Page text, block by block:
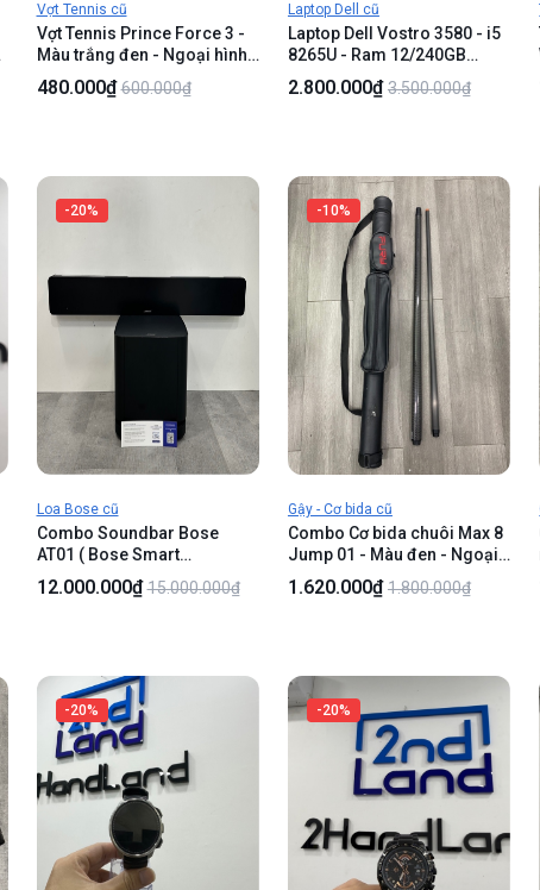
Vợt Tennis cũ
Vợt Tennis Prince Force 3 -
Màu trắng đen - Ngoại hình
96% - Trầy xước , tróc sơn
nhiều, xuống màu - Body
480.000₫600.000₫
Laptop Dell cũ
Laptop Dell Vostro 3580 - i5
8265U - Ram 12/240GB
SSD(94%) + 1TB HDD(Tốt) -
Radeon (TM) 520 - Pin 54% -
Sạc
2.800.000₫3.500.000₫
-20%
Loa Bose cũ
Combo Soundbar Bose
AT01 ( Bose Smart
Soundbar 500 + Bose Bass
Module 500 ) - Màu đen -
12.000.000₫15.000.000₫
-10%
Gậy - Cơ bida cũ
Combo Cơ bida chuôi Max 8
Jump 01 - Màu đen - Ngoại
hình 98% - Kèm túi , ngọn cơ
Crown Cues Max 8 P0012
1.620.000₫1.800.000₫
-20% -20%